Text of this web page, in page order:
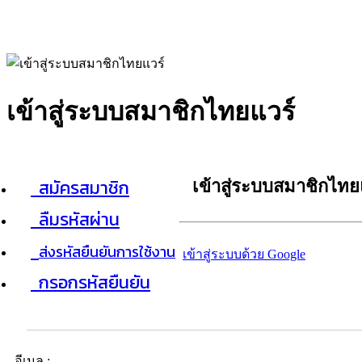
เข้าสู่ระบบสมาชิกไทยแวร์
สมัครสมาชิก
ลืมรหัสผ่าน
ส่งรหัสยืนยันการใช้งาน
กรอกรหัสยืนยัน
เข้าสู่ระบบสมาชิกไท
เข้าสู่ระบบด้วย Google